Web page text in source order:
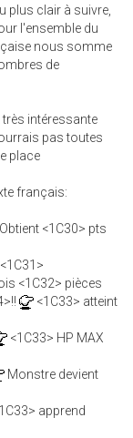
plus clair à suivre,
l'ensemble du
nous somme
de
intéressante
pas toutes
place
français:
Obtient <1C30> pts
<1C32> pièces
<1C33> atteint
<1C33> HP MAX
Monstre devient
apprend